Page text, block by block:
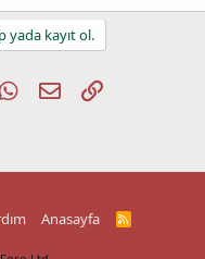
yada kayıt ol.
WhatsApp
E-postaLink
Anasayfa
R